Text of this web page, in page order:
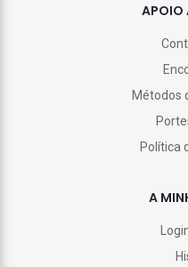
APOIO
Métodos
Política
A